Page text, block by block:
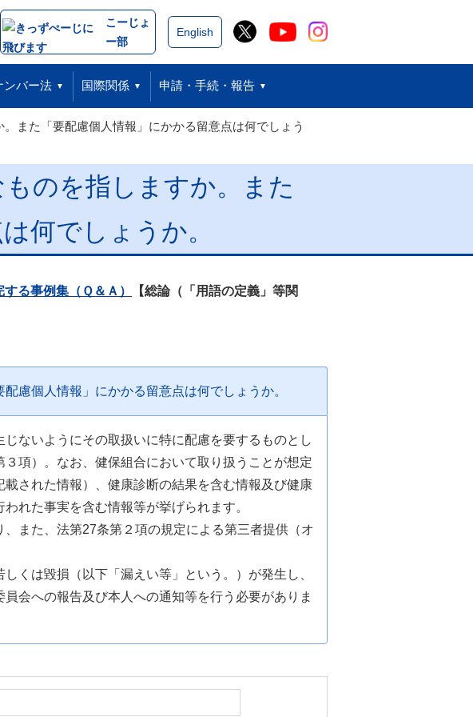
閉じる
こーじょ
ー部
English
ンバー法 国際関係 申請・手続・報告
また「要配慮個人情報」にかかる留意点は何でしょう
のを指しますか。また
何でしょうか。
る事例集（Ｑ＆Ａ）
【総論（「用語の定義」等関
慮個人情報」にかかる留意点は何でしょうか。
ないようにその取扱いに特に配慮を要するものとし
項）。なお、健保組合において取り扱うことが想定
された情報）、健康診断の結果を含む情報及び健康
れた事実を含む情報等が挙げられます。
また、法第27条第２項の規定による第三者提供（オ
くは毀損（以下「漏えい等」という。）が発生し、
会への報告及び本人への通知等を行う必要がありま